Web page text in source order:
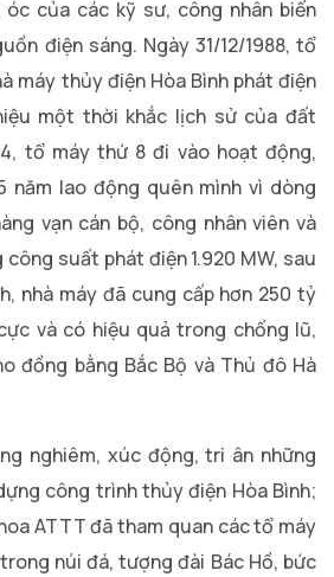
óc của các kỹ sư, công nhân biến
điện sáng. Ngày 31/12/1988, tổ
máy thủy điện Hòa Bình phát điện
một thời khắc lịch sử của đất
tổ máy thứ 8 đi vào hoạt động,
năm lao động quên mình vì dòng
vạn cán bộ, công nhân viên và
suất phát điện 1.920 MW, sau
nhà máy đã cung cấp hơn 250 tỷ
và có hiệu quả trong chống lũ,
đồng bằng Bắc Bộ và Thủ đô Hà
nghiêm, xúc động, tri ân những
công trình thủy điện Hòa Bình;
ATTT đã tham quan các tổ máy
núi đá, tượng đài Bác Hồ, bức